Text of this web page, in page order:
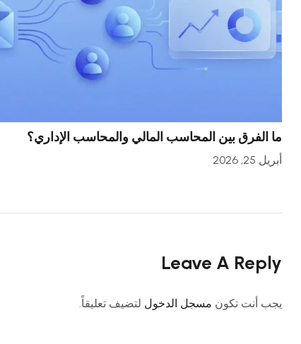
ما الفرق بين المحاسب المالي والمحاسب الإداري؟
أبريل 25, 2026
Leave A Reply
يجب أنت تكون مسجل الدخول لتضيف تعليقاً.